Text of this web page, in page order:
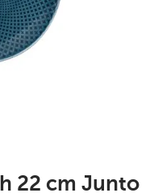
22 cm Junto